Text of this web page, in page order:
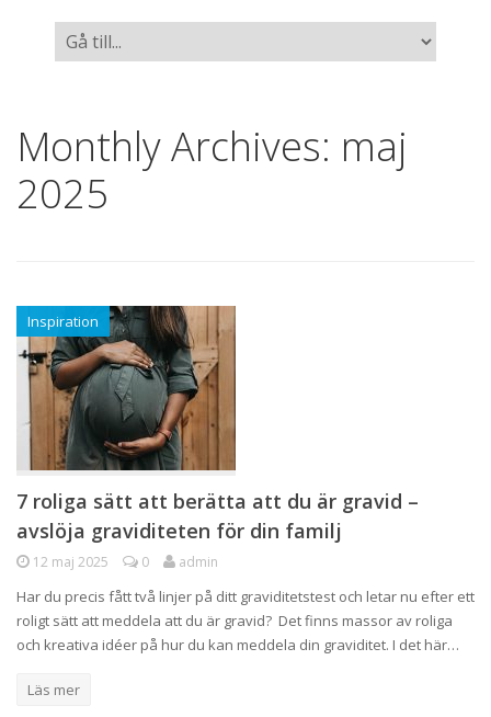
Monthly Archives: maj
2025
Inspiration
7 roliga sätt att berätta att du är gravid –
avslöja graviditeten för din familj
12 maj 2025 0 admin
Har du precis fått två linjer på ditt graviditetstest och letar nu efter ett
roligt sätt att meddela att du är gravid? Det finns massor av roliga
och kreativa idéer på hur du kan meddela din graviditet. I det här…
Läs mer